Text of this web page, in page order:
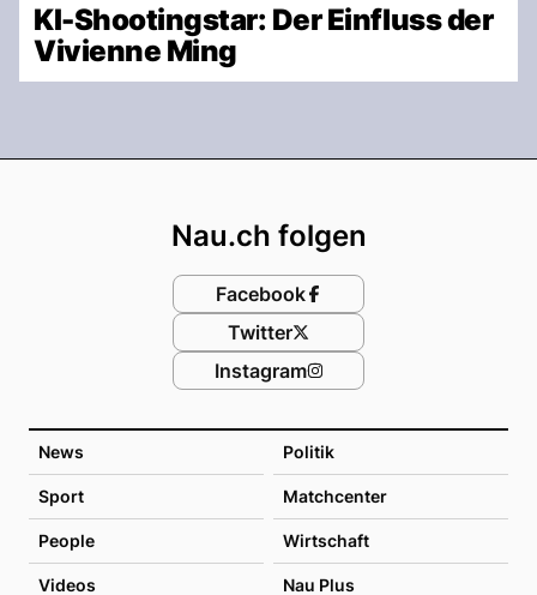
KI-Shootingstar: Der Einfluss der
Vivienne Ming
News Politik
Sport Matchcenter
People Wirtschaft
Videos Nau Plus
Nau.ch folgen
Facebook
Twitter
Instagram